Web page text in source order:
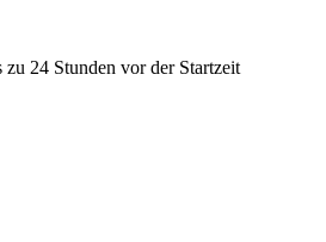
zu 24 Stunden vor der Startzeit